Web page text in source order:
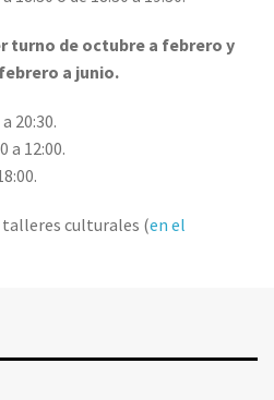
turno de octubre a febrero y
a junio.
20:30.
a 12:00.
culturales (en el